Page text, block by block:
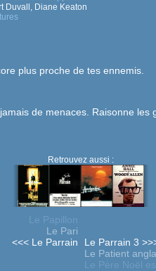
Duvall , Diane Keaton
plus proche de tes ennemis.
de menaces. Raisonne les
Retrouvez aussi :
Le Papillon
Le Pari
<<< Le Parrain
Le Parrain 3
Le Patient
Le Père Noël